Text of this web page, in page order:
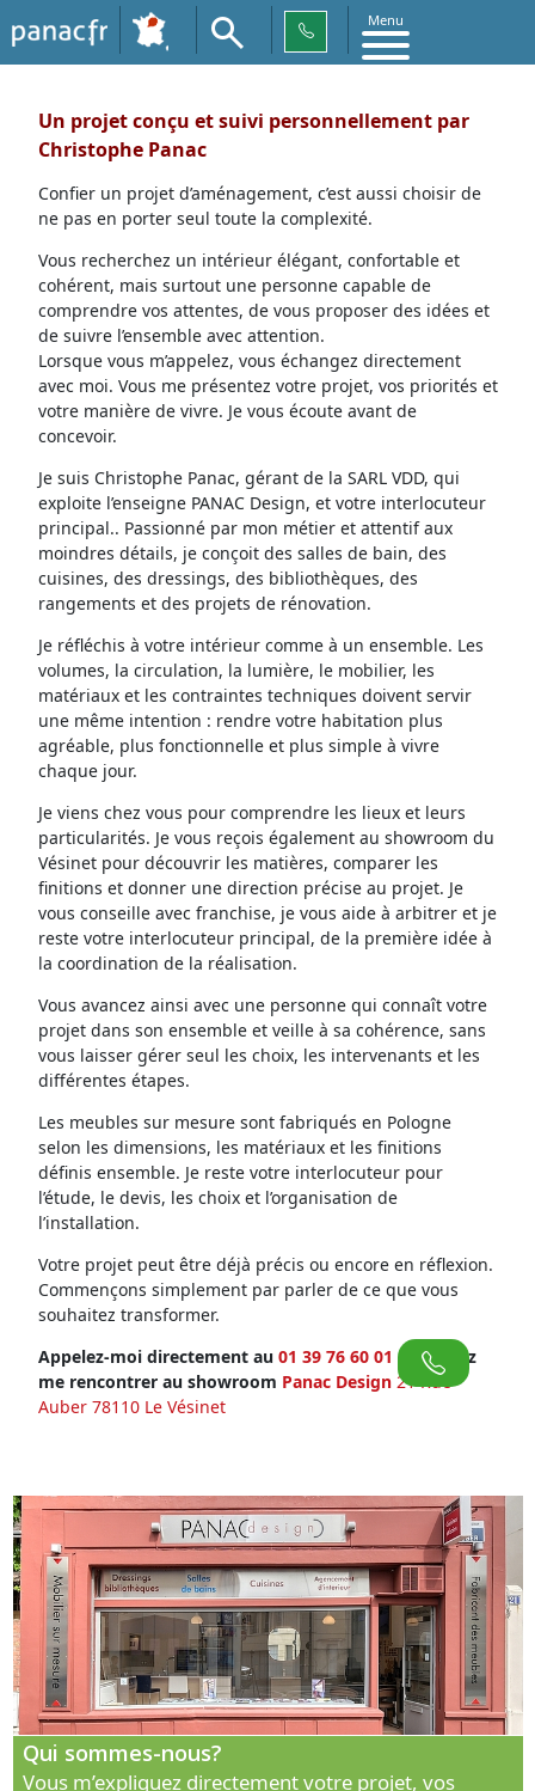
Menu
Un projet conçu et suivi personnellement par
Christophe Panac
Confier un projet d’aménagement, c’est aussi choisir de
ne pas en porter seul toute la complexité.
Vous recherchez un intérieur élégant, confortable et
cohérent, mais surtout une personne capable de
comprendre vos attentes, de vous proposer des idées et
de suivre l’ensemble avec attention.
Lorsque vous m’appelez, vous échangez directement
avec moi. Vous me présentez votre projet, vos priorités et
votre manière de vivre. Je vous écoute avant de
concevoir.
Je suis Christophe Panac, gérant de la SARL VDD, qui
exploite l’enseigne PANAC Design, et votre interlocuteur
principal.. Passionné par mon métier et attentif aux
moindres détails, je conçoit des salles de bain, des
cuisines, des dressings, des bibliothèques, des
rangements et des projets de rénovation.
Je réfléchis à votre intérieur comme à un ensemble. Les
volumes, la circulation, la lumière, le mobilier, les
matériaux et les contraintes techniques doivent servir
une même intention : rendre votre habitation plus
agréable, plus fonctionnelle et plus simple à vivre
chaque jour.
Je viens chez vous pour comprendre les lieux et leurs
particularités. Je vous reçois également au showroom du
Vésinet pour découvrir les matières, comparer les
finitions et donner une direction précise au projet. Je
vous conseille avec franchise, je vous aide à arbitrer et je
reste votre interlocuteur principal, de la première idée à
la coordination de la réalisation.
Vous avancez ainsi avec une personne qui connaît votre
projet dans son ensemble et veille à sa cohérence, sans
vous laisser gérer seul les choix, les intervenants et les
différentes étapes.
Les meubles sur mesure sont fabriqués en Pologne
selon les dimensions, les matériaux et les finitions
définis ensemble. Je reste votre interlocuteur pour
l’étude, le devis, les choix et l’organisation de
l’installation.
Votre projet peut être déjà précis ou encore en réflexion.
Commençons simplement par parler de ce que vous
souhaitez transformer.
Appelez-moi directement au 01 39 76 60 01 ou venez
me rencontrer au showroom Panac Design 21 Rue
Auber 78110 Le Vésinet
Qui sommes-nous?
Vous m’expliquez directement votre projet, vos